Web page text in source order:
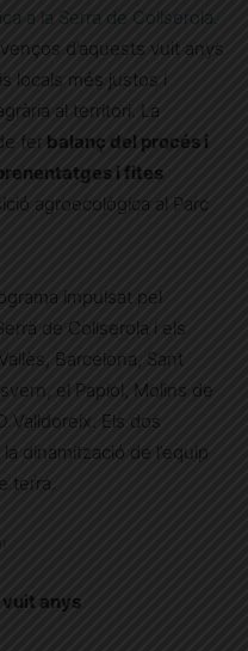
a la Serra de Collserola.
d’aquests vuit anys
locals més justos i
al territori. La
fer balanç del procés i
i fites
agroecològica al Parc
impulsat pel
de Collserola i els
Barcelona, Sant
el Papiol, Molins de
Valldoreix. Els dos
dinamització de l’equip
terra.
anys